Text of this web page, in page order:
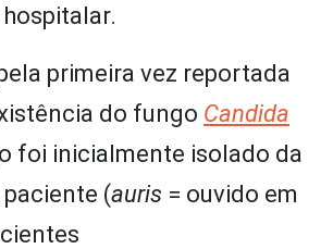
primeira vez reportada
do fungo Candida
foi inicialmente isolado da
(auris = ouvido em